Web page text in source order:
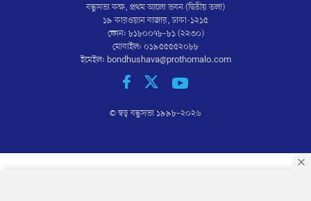
বন্ধুসভা কক্ষ, প্রথম আলো ভবন (দ্বিতীয় তলা)
১৯ কারওয়ান বাজার, ঢাকা-১২১৫
ফোন: ৮১৮০০৭৮–৮১ (২২৩০)
মোবাইল: ০১৯৫৫৫৫২০৮৮
ইমেইল: bondhushava@prothomalo.com
© স্বত্ব বন্ধুসভা ১৯৯৮–২০২৬